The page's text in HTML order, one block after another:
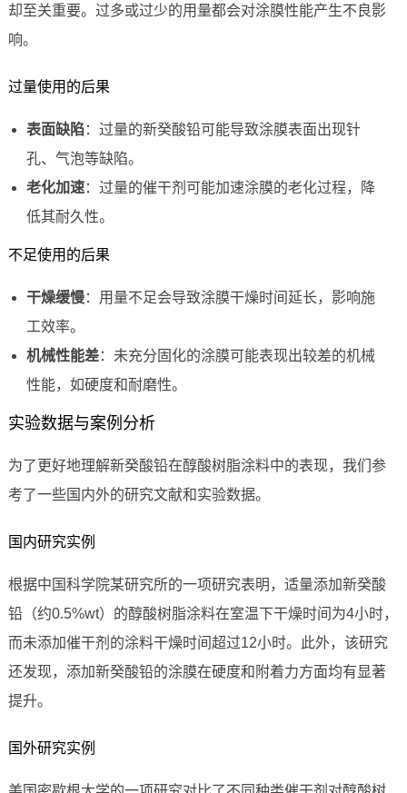
却至关重要。过多或过少的用量都会对涂膜性能产生不良影
响。
过量使用的后果
表面缺陷：过量的新癸酸铅可能导致涂膜表面出现针
孔、气泡等缺陷。
老化加速：过量的催干剂可能加速涂膜的老化过程，降
低其耐久性。
不足使用的后果
干燥缓慢：用量不足会导致涂膜干燥时间延长，影响施
工效率。
机械性能差：未充分固化的涂膜可能表现出较差的机械
性能，如硬度和耐磨性。
实验数据与案例分析
为了更好地理解新癸酸铅在醇酸树脂涂料中的表现，我们参
考了一些国内外的研究文献和实验数据。
国内研究实例
根据中国科学院某研究所的一项研究表明，适量添加新癸酸
铅（约0.5%wt）的醇酸树脂涂料在室温下干燥时间为4小时，
而未添加催干剂的涂料干燥时间超过12小时。此外，该研究
还发现，添加新癸酸铅的涂膜在硬度和附着力方面均有显著
提升。
国外研究实例